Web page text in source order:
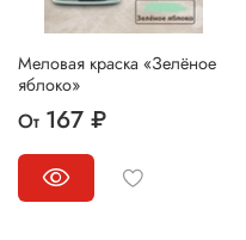
Меловая краска «Зелёное
яблоко»
От 167 ₽